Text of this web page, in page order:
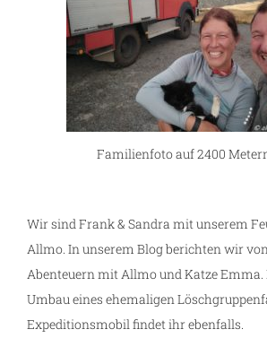
Familienfoto auf 2400
Wir sind Frank & Sandra mit unserem
Allmo. In unserem Blog berichten wir
Abenteuern mit Allmo und Katze Emma.
Umbau eines ehemaligen
Expeditionsmobil findet ihr ebenfalls.